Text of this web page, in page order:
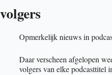
volgers
Opmerkelijk nieuws in
Daar verscheen afgelopen
volgers van elke podcasttitel